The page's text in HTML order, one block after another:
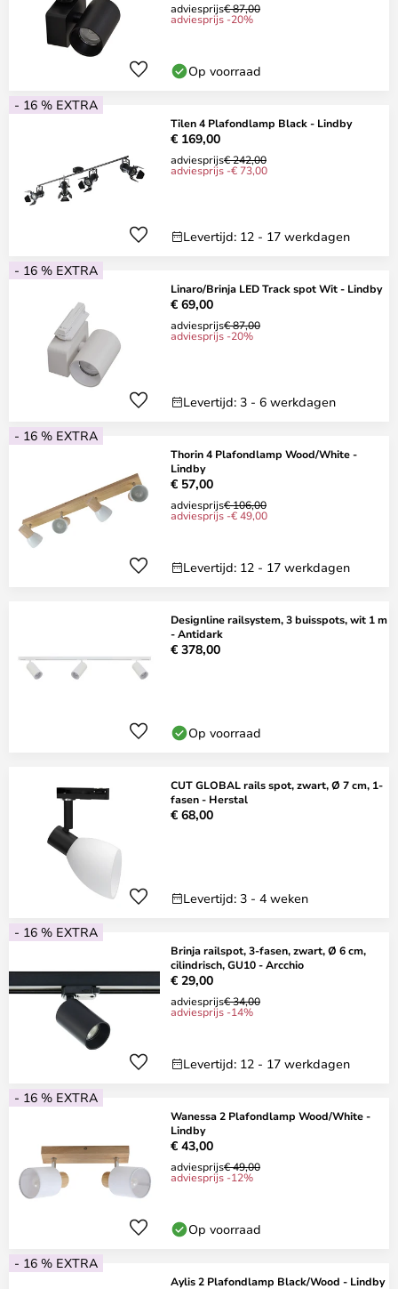
adviesprijs€ 87,00
adviesprijs -20%
Op voorraad
- 16 % EXTRA
Tilen 4 Plafondlamp Black - Lindby
€ 169,00
adviesprijs€ 242,00
adviesprijs -€ 73,00
Levertijd: 12 - 17 werkdagen
- 16 % EXTRA
Linaro/Brinja LED Track spot Wit - Lindby
€ 69,00
adviesprijs€ 87,00
adviesprijs -20%
Levertijd: 3 - 6 werkdagen
- 16 % EXTRA
Thorin 4 Plafondlamp Wood/White -
Lindby
€ 57,00
adviesprijs€ 106,00
adviesprijs -€ 49,00
Levertijd: 12 - 17 werkdagen
Designline railsystem, 3 buisspots, wit 1 m
- Antidark
€ 378,00
Op voorraad
CUT GLOBAL rails spot, zwart, Ø 7 cm, 1-
fasen - Herstal
€ 68,00
Levertijd: 3 - 4 weken
- 16 % EXTRA
Brinja railspot, 3-fasen, zwart, Ø 6 cm,
cilindrisch, GU10 - Arcchio
€ 29,00
adviesprijs€ 34,00
adviesprijs -14%
Levertijd: 12 - 17 werkdagen
- 16 % EXTRA
Wanessa 2 Plafondlamp Wood/White -
Lindby
€ 43,00
adviesprijs€ 49,00
adviesprijs -12%
Op voorraad
- 16 % EXTRA
Aylis 2 Plafondlamp Black/Wood - Lindby